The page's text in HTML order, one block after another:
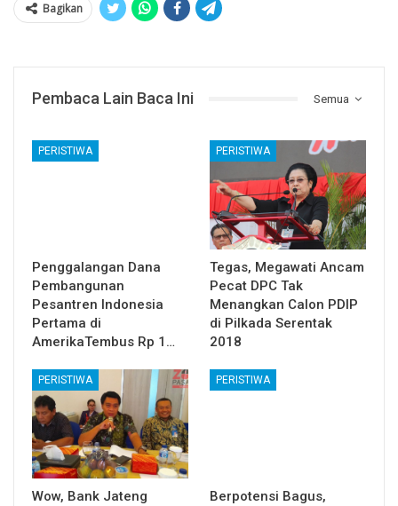
Bagikan
Semua
Pembaca Lain Baca Ini
PERISTIWA
Penggalangan Dana
Pembangunan
Pesantren Indonesia
Pertama di
AmerikaTembus Rp 1…
PERISTIWA
Tegas, Megawati Ancam
Pecat DPC Tak
Menangkan Calon PDIP
di Pilkada Serentak
2018
PERISTIWA
Wow, Bank Jateng
PERISTIWA
Berpotensi Bagus,